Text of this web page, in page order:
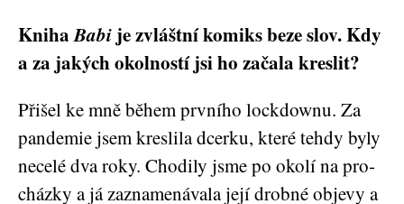
KnihaBabi je zvláštní komiks beze slov. Kdy
a za jakých okolností jsi ho začala kreslit?
Při­šel ke mně během prv­ní­ho loc­kdow­nu. Za
pan­de­mie jsem kres­li­la dcer­ku, kte­ré teh­dy byly
nece­lé dva roky. Cho­di­ly jsme po oko­lí na pro­
cház­ky a já zazna­me­ná­va­la její drob­né obje­vy a